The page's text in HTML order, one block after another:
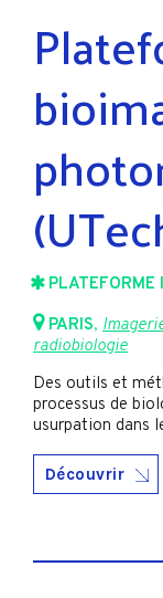
PLATEFORME
PARIS,
radiobiologie
Des outils et
processus de
usurpation dans
Découvrir